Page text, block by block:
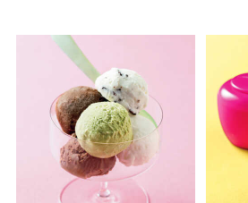
フード＆スイ
ビューティー
大丸・松坂屋の
バレンタインチョ
ホワイトデー